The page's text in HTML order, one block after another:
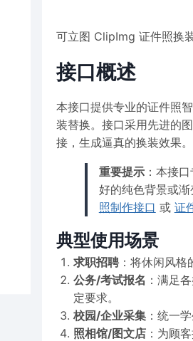
可立图 ClipImg 证件照换
接口概述
本接口提供专业的证件照
装替换。接口采用先进的
接，生成逼真的换装效果。
重要提示：本接口
好的纯色背景或
照制作接口 或 证
典型使用场景
求职招聘：将休闲风格
公务/考试报名 ：满足
定要求。
校园/企业采集：统一
照相馆/图文店：为顾客